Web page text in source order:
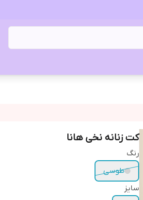
کت زنانه نخی هانا
رنگ
طوسی
سایز